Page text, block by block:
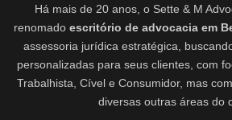
Há mais de 20 anos, o Sette & M
renomado escritório de advocacia em
assessoria jurídica estratégica,
personalizadas para seus clientes, com
Trabalhista, Cível e Consumidor, mas
diversas outras áreas do